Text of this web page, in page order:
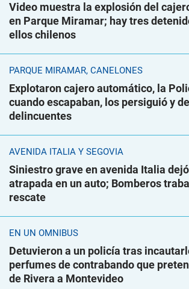
Video muestra la explosión del
en Parque Miramar; hay tres
ellos chilenos
PARQUE MIRAMAR, CANELONES
Explotaron cajero automático, la
cuando escapaban, los persiguió y
delincuentes
AVENIDA ITALIA Y SEGOVIA
Siniestro grave en avenida Italia
atrapada en un auto; Bomberos
rescate
EN UN ÓMNIBUS
Detuvieron a un policía tras
perfumes de contrabando que
de Rivera a Montevideo